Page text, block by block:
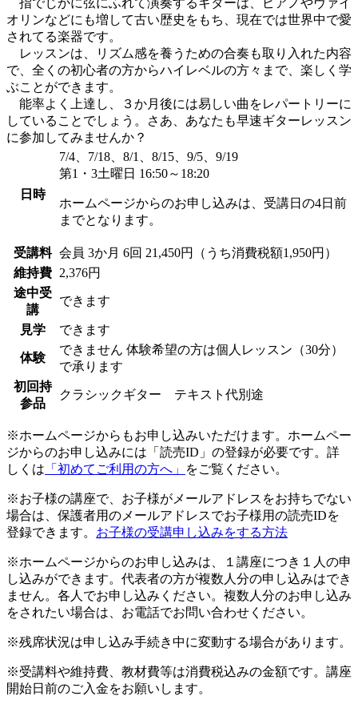
オリンなどにも増して古い歴史をもち、現在では世界中で愛
されてる楽器です。
レッスンは、リズム感を養うための合奏も取り入れた内容
で、全くの初心者の方からハイレベルの方々まで、楽しく学
ぶことができます。
能率よく上達し、３か月後には易しい曲をレパートリーに
していることでしょう。さあ、あなたも早速ギターレッスン
に参加してみませんか？
日時
7/4、7/18、8/1、8/15、9/5、9/19
第1・3土曜日 16:50～18:20
ホームページからのお申し込みは、受講日の4日前
までとなります。
受講料 会員 3か月 6回 21,450円（うち消費税額1,950円）
維持費
2,376円
途中受
講
できます
見学 できます
体験
できません 体験希望の方は個人レッスン（30分）
で承ります
初回持
参品
クラシックギター テキスト代別途
※ホームページからもお申し込みいただけます。ホームペー
ジからのお申し込みには「読売ID」の登録が必要です。詳
しくは 「初めてご利用の方へ」 をご覧ください。
※お子様の講座で、お子様がメールアドレスをお持ちでない
場合は、保護者用のメールアドレスでお子様用の読売IDを
登録できます。 お子様の受講申し込みをする方法
※ホームページからのお申し込みは、１講座につき１人の申
し込みができます。代表者の方が複数人分の申し込みはでき
ません。各人でお申し込みください。複数人分のお申し込み
をされたい場合は、お電話でお問い合わせください。
※残席状況は申し込み手続き中に変動する場合があります。
※受講料や維持費、教材費等は消費税込みの金額です。講座
開始日前のご入金をお願いします。